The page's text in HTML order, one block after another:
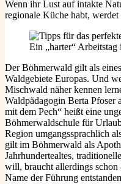
Wenn ihr Lust auf intakte
regionale Küche habt,
Ein „harter“
Der Böhmerwald gilt als
Waldgebiete Europas. Und
Mischwald näher kennen
Waldpädagogin Berta Pfoser
mit dem Pech“ heißt eine
Böhmerwaldschule für
Region umgangssprachlich
gilt im Böhmerwald als
Jahrhundertealtes,
will, braucht allerdings schon
Name der Führung